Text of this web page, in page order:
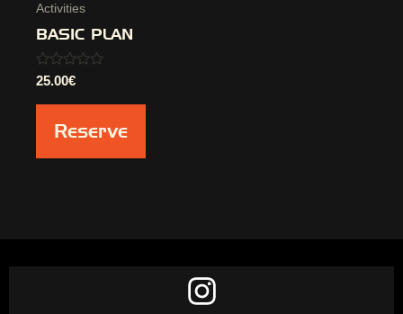
Activities
BASIC PLAN
Valorado
con
0
25.00€
Reserve